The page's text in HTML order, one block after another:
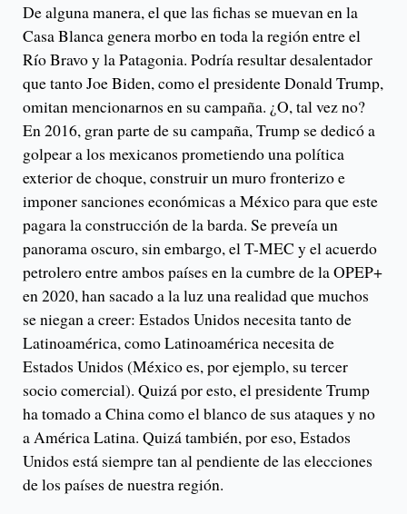
De alguna manera, el que las fichas se muevan en la
Casa Blanca genera morbo en toda la región entre el
Río Bravo y la Patagonia. Podría resultar desalentador
que tanto Joe Biden, como el presidente Donald Trump,
omitan mencionarnos en su campaña. ¿O, tal vez no?
En 2016, gran parte de su campaña, Trump se dedicó a
golpear a los mexicanos prometiendo una política
exterior de choque, construir un muro fronterizo e
imponer sanciones económicas a México para que este
pagara la construcción de la barda. Se preveía un
panorama oscuro, sin embargo, el T-MEC y el acuerdo
petrolero entre ambos países en la cumbre de la OPEP+
en 2020, han sacado a la luz una realidad que muchos
se niegan a creer: Estados Unidos necesita tanto de
Latinoamérica, como Latinoamérica necesita de
Estados Unidos (México es, por ejemplo, su tercer
socio comercial). Quizá por esto, el presidente Trump
ha tomado a China como el blanco de sus ataques y no
a América Latina. Quizá también, por eso, Estados
Unidos está siempre tan al pendiente de las elecciones
de los países de nuestra región.